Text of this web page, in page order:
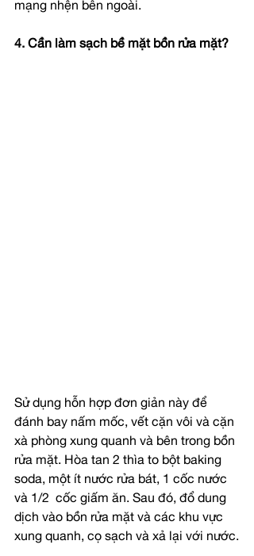
mạng nhện bên ngoài.
4. Cần làm sạch bề mặt bồn rửa mặt?
Sử dụng hỗn hợp đơn giản này để
đánh bay nấm mốc, vết cặn vôi và cặn
xà phòng xung quanh và bên trong bồn
rửa mặt. Hòa tan 2 thìa to bột baking
soda, một ít nước rửa bát, 1 cốc nước
và 1/2  cốc giấm ăn. Sau đó, đổ dung
dịch vào bồn rửa mặt và các khu vực
xung quanh, cọ sạch và xả lại với nước.